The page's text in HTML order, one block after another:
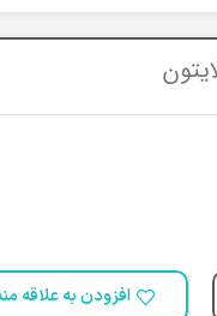
افزودن به علاقه